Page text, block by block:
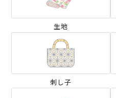
生地
刺し子